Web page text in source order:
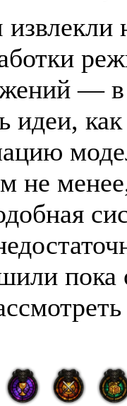
— в
идеи,
не
пока